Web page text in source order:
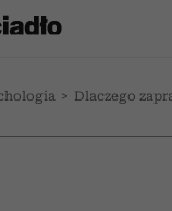
> Dlaczego